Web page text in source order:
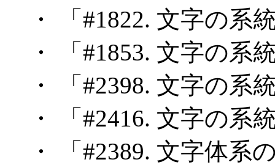
・ 「#1822. 文字の系
・ 「#1853. 文字の系
・ 「#2398. 文字の系
・ 「#2416. 文字の系
・ 「#2389. 文字体系